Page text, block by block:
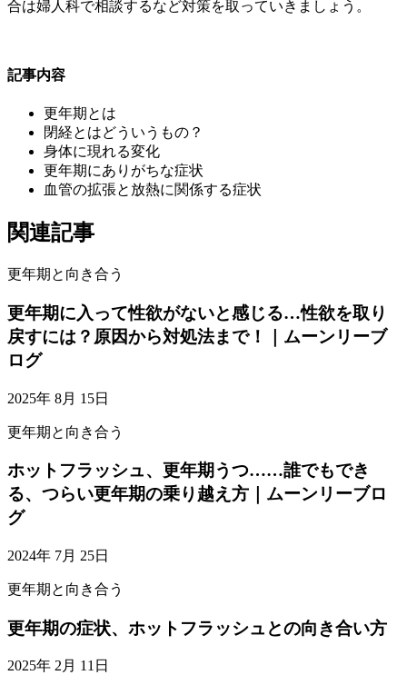
合は婦人科で相談するなど対策を取っていきましょう。
記事内容
更年期とは
閉経とはどういうもの？
身体に現れる変化
更年期にありがちな症状
血管の拡張と放熱に関係する症状
関連記事
更年期と向き合う
更年期に入って性欲がないと感じる…性欲を取り
戻すには？原因から対処法まで！｜ムーンリーブ
ログ
2025年 8月 15日
更年期と向き合う
ホットフラッシュ、更年期うつ……誰でもでき
る、つらい更年期の乗り越え方｜ムーンリーブロ
グ
2024年 7月 25日
更年期と向き合う
更年期の症状、ホットフラッシュとの向き合い方
2025年 2月 11日